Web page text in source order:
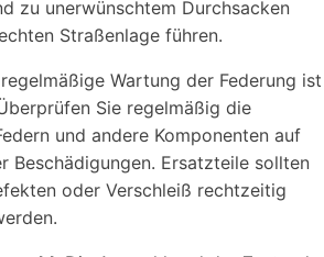
zu unerwünschtem Durchsacken
Straßenlage führen.
Wartung der Federung ist
Sie regelmäßig die
und andere Komponenten auf
Beschädigungen. Ersatzteile sollten
oder Verschleiß rechtzeitig